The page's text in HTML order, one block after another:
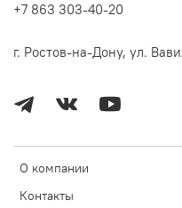
О компании
Контакты
+7 863 303-40-20
г. Ростов-на-Дону, ул.